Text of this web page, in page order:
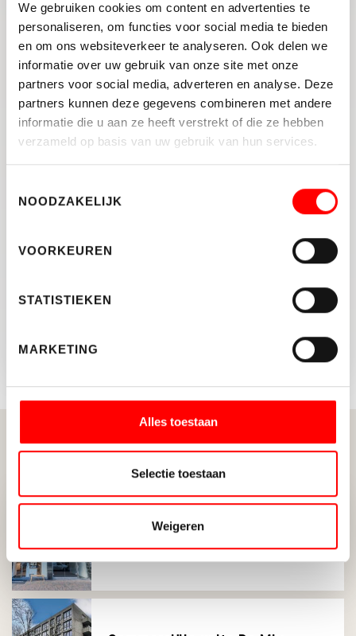
We gebruiken cookies om content en advertenties te
personaliseren, om functies voor social media te bieden
en om ons websiteverkeer te analyseren. Ook delen we
informatie over uw gebruik van onze site met onze
partners voor social media, adverteren en analyse. Deze
partners kunnen deze gegevens combineren met andere
informatie die u aan ze heeft verstrekt of die ze hebben
verzameld op basis van uw gebruik van hun services.
NOODZAKELIJK
VOORKEUREN
STATISTIEKEN
MARKETING
Alles toestaan
Selectie toestaan
Weigeren
gebruikers gebouwd zijn en die niet aansluiten
bij de huidige wensen van gebruikers. Maar
ook grotere complexen die niet geschikt zijn
voor logistieke activiteiten door onvoldoende
vrije hoogte en draagkracht van de vloeren.
Klik hier voor de volledige uitgave
Bron: nvm.nl
Gerelateerde berichten
Twijnstraat 49 verkocht en
verhuurd